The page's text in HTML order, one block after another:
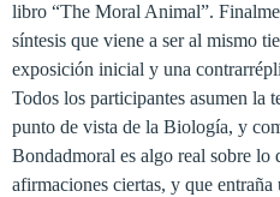
libro “The Moral Animal”.
síntesis que viene a ser al mismo
exposición inicial y una
Todos los participantes asumen la
punto de vista de la Biología, y
Bondadmoral es algo real sobre lo
afirmaciones ciertas, y que